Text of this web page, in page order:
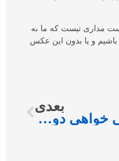
مداری نیست که ما به
باشیم و یا بدون این عکس
بعدی
می خواهی دوباره اعتصاب سخن کنم؟